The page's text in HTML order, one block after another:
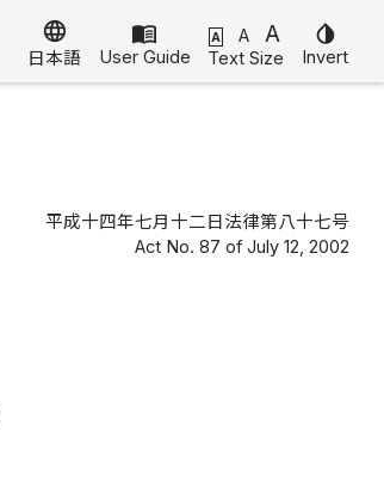
language
日本語
menu_book
User Guide
A A A
Text Size
invert_colors
Invert
平成十四年七月十二日法律第八十七号
Act No. 87 of July 12, 2002